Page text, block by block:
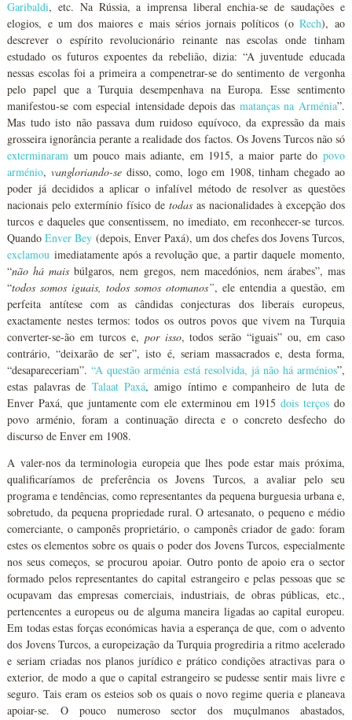
Garibaldi, etc. Na Rússia, a imprensa liberal enchia-se de saudações e
elogios, e um dos maiores e mais sérios jornais políticos (oRech), ao
descrever o espírito revolucionário reinante nas escolas onde tinham
estudado os futuros expoentes da rebelião, dizia: “A juventude educada
nessas escolas foi a primeira a compenetrar-se do sentimento de vergonha
pelo papel que a Turquia desempenhava na Europa. Esse sentimento
manifestou-se com especial intensidade depois das matanças na Arménia”.
Mas tudo isto não passava dum ruidoso equívoco, da expressão da mais
grosseira ignorância perante a realidade dos factos. Os Jovens Turcos não só
exterminaram um pouco mais adiante, em 1915, a maior parte do povo
arménio,vangloriando-se disso, como, logo em 1908, tinham chegado ao
poder já decididos a aplicar o infalível método de resolver as questões
nacionais pelo extermínio físico de todas as nacionalidades à excepção dos
turcos e daqueles que consentissem, no imediato, em reconhecer-se turcos.
QuandoEnver Bey (depois, Enver Paxá), um dos chefes dos Jovens Turcos,
exclamou imediatamente após a revolução que, a partir daquele momento,
“não há mais búlgaros, nem gregos, nem macedónios, nem árabes”, mas
“todos somos iguais, todos somos otomanos”, ele entendia a questão, em
perfeita antítese com as cândidas conjecturas dos liberais europeus,
exactamente nestes termos: todos os outros povos que vivem na Turquia
converter-se-ão em turcos e, por isso, todos serão “iguais” ou, em caso
contrário, “deixarão de ser”, isto é, seriam massacrados e, desta forma,
“desapareceriam”.“A questão arménia está resolvida, já não há arménios”,
estas palavras de Talaat Paxá, amigo íntimo e companheiro de luta de
Enver Paxá, que juntamente com ele exterminou em 1915dois terçosdo
povo arménio, foram a continuação directa e o concreto desfecho do
discurso de Enver em 1908.
A valer-nos da terminologia europeia que lhes pode estar mais próxima,
qualificaríamos de preferência os Jovens Turcos, a avaliar pelo seu
programa e tendências, como representantes da pequena burguesia urbana e,
sobretudo, da pequena propriedade rural. O artesanato, o pequeno e médio
comerciante, o camponês proprietário, o camponês criador de gado: foram
estes os elementos sobre os quais o poder dos Jovens Turcos, especialmente
nos seus começos, se procurou apoiar. Outro ponto de apoio era o sector
formado pelos representantes do capital estrangeiro e pelas pessoas que se
ocupavam das empresas comerciais, industriais, de obras públicas, etc.,
pertencentes a europeus ou de alguma maneira ligadas ao capital europeu.
Em todas estas forças económicas havia a esperança de que, com o advento
dos Jovens Turcos, a europeização da Turquia progrediria a ritmo acelerado
e seriam criadas nos planos jurídico e prático condições atractivas para o
exterior, de modo a que o capital estrangeiro se pudesse sentir mais livre e
seguro. Tais eram os esteios sob os quais o novo regime queria e planeava
apoiar-se. O pouco numeroso sector dos muçulmanos abastados,